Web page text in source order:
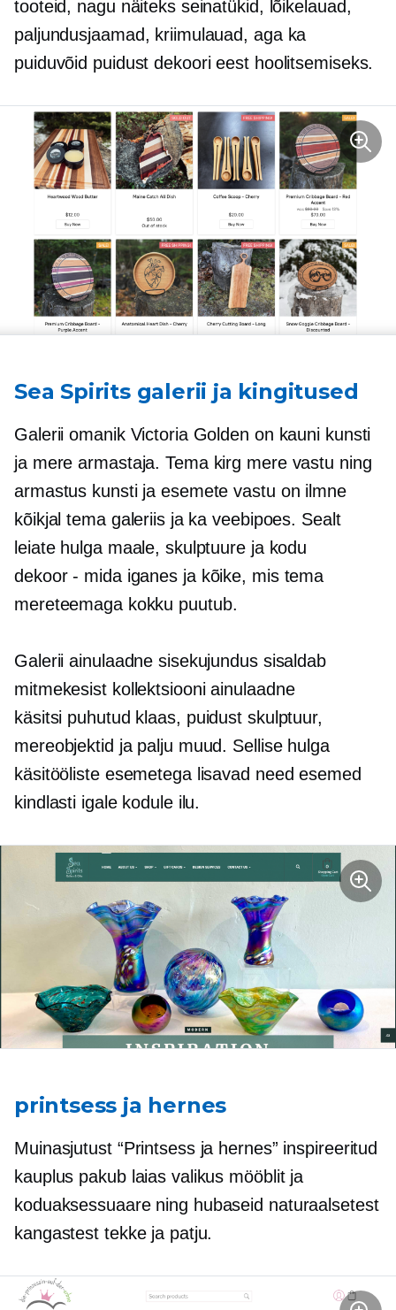
tooteid, nagu näiteks seinatükid, lõikelauad,
paljundusjaamad, kriimulauad, aga ka
puiduvõid puidust dekoori eest hoolitsemiseks.
Sea Spirits galerii ja kingitused
Galerii omanik Victoria Golden on kauni kunsti
ja mere armastaja. Tema kirg mere vastu ning
armastus kunsti ja esemete vastu on ilmne
kõikjal tema galeriis ja ka veebipoes. Sealt
leiate hulga maale, skulptuure ja kodu
dekoor - mida iganes ja kõike, mis tema
mereteemaga kokku puutub.
Galerii ainulaadne sisekujundus sisaldab
mitmekesist kollektsiooniainulaadne
käsitsi puhutud klaas, puidust skulptuur,
mereobjektid ja palju muud. Sellise hulga
käsitööliste esemetega lisavad need esemed
kindlasti igale kodule ilu.
printsess ja hernes
Muinasjutust “Printsess ja hernes” inspireeritud
kauplus pakub laias valikus mööblit ja
koduaksessuaare ning hubaseid naturaalsetest
kangastest tekke ja patju.